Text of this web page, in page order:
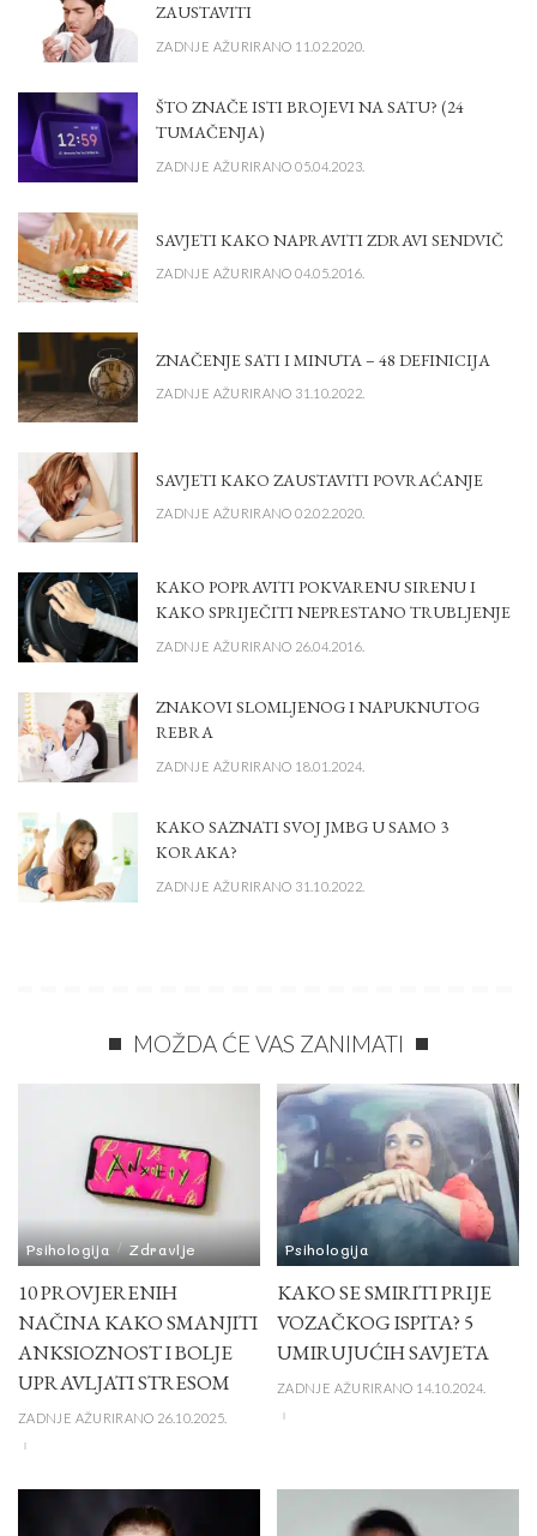
ZAUSTAVITI
ZADNJE AŽURIRANO 11.02.2020.
ŠTO ZNAČE ISTI BROJEVI NA SATU? (24
TUMAČENJA)
ZADNJE AŽURIRANO 05.04.2023.
SAVJETI KAKO NAPRAVITI ZDRAVI SENDVIČ
ZADNJE AŽURIRANO 04.05.2016.
ZNAČENJE SATI I MINUTA – 48 DEFINICIJA
ZADNJE AŽURIRANO 31.10.2022.
SAVJETI KAKO ZAUSTAVITI POVRAĆANJE
ZADNJE AŽURIRANO 02.02.2020.
KAKO POPRAVITI POKVARENU SIRENU I
KAKO SPRIJEČITI NEPRESTANO TRUBLJENJE
ZADNJE AŽURIRANO 26.04.2016.
ZNAKOVI SLOMLJENOG I NAPUKNUTOG
REBRA
ZADNJE AŽURIRANO 18.01.2024.
KAKO SAZNATI SVOJ JMBG U SAMO 3
KORAKA?
ZADNJE AŽURIRANO 31.10.2022.
MOŽDA ĆE VAS ZANIMATI
Psihologija Zdravlje
10 PROVJERENIH
NAČINA KAKO SMANJITI
ANKSIOZNOST I BOLJE
UPRAVLJATI STRESOM
ZADNJE AŽURIRANO 26.10.2025.
Psihologija
KAKO SE SMIRITI PRIJE
VOZAČKOG ISPITA? 5
UMIRUJUĆIH SAVJETA
ZADNJE AŽURIRANO 14.10.2024.